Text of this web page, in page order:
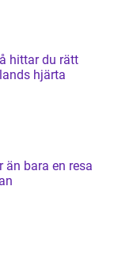
hjärta